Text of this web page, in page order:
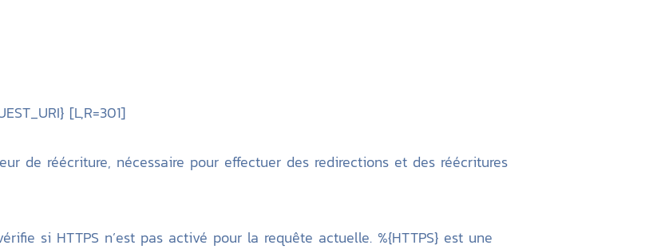
[L,R=301]
de réécriture, nécessaire pour effectuer des redirections et des réécritures
si HTTPS n’est pas activé pour la requête actuelle. %{HTTPS} est une